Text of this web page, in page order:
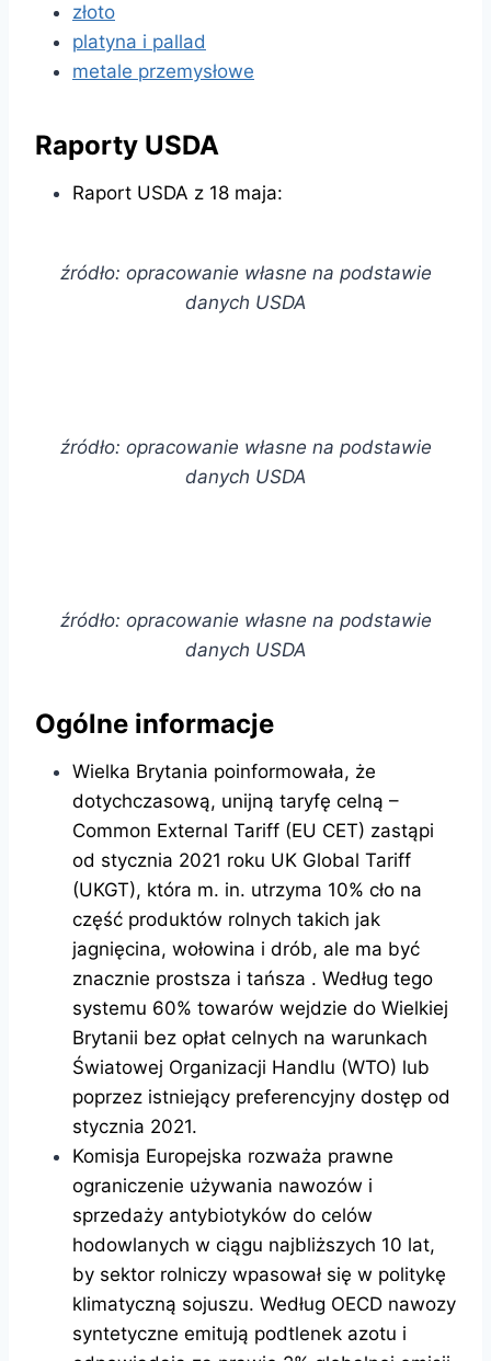
złoto
platyna i pallad
metale przemysłowe
Raporty USDA
Raport USDA z 18 maja:
źródło: opracowanie własne na podstawie
danych USDA
źródło: opracowanie własne na podstawie
danych USDA
źródło: opracowanie własne na podstawie
danych USDA
Ogólne informacje
Wielka Brytania poinformowała, że
dotychczasową, unijną taryfę celną –
Common External Tariff (EU CET) zastąpi
od stycznia 2021 roku UK Global Tariff
(UKGT), która m. in. utrzyma 10% cło na
część produktów rolnych takich jak
jagnięcina, wołowina i drób, ale ma być
znacznie prostsza i tańsza . Według tego
systemu 60% towarów wejdzie do Wielkiej
Brytanii bez opłat celnych na warunkach
Światowej Organizacji Handlu (WTO) lub
poprzez istniejący preferencyjny dostęp od
stycznia 2021.
Komisja Europejska rozważa prawne
ograniczenie używania nawozów i
sprzedaży antybiotyków do celów
hodowlanych w ciągu najbliższych 10 lat,
by sektor rolniczy wpasował się w politykę
klimatyczną sojuszu. Według OECD nawozy
syntetyczne emitują podtlenek azotu i